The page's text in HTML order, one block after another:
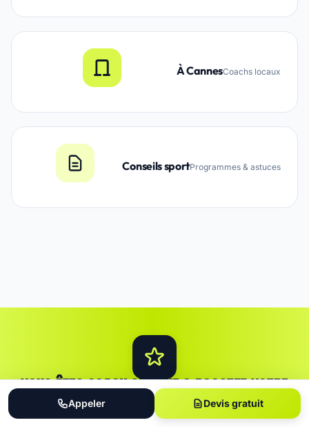
À CannesCoachs locaux
Conseils sportProgrammes & astuces
Appeler Devis gratuit
VOUS ÊTES COACH SPORTIF ? BOOSTEZ VOTRE
VISIBILITÉ.
Rejoignez les6504 établissementsdéjà référencés et recevez